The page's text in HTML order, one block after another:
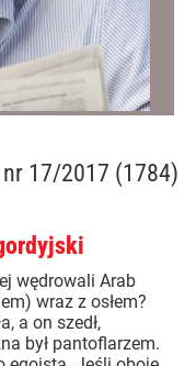
17/2017 (1784)
wędrowali Arab
wraz z osłem?
a on szedł,
był pantoflarzem.